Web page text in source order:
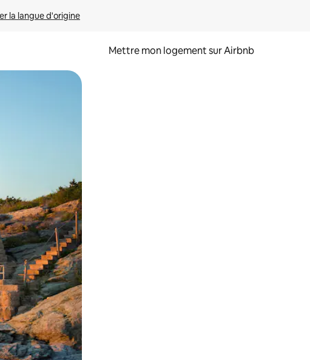
la langue d'origine
Mettre mon logement sur Airbnb
et en faisant glisser.